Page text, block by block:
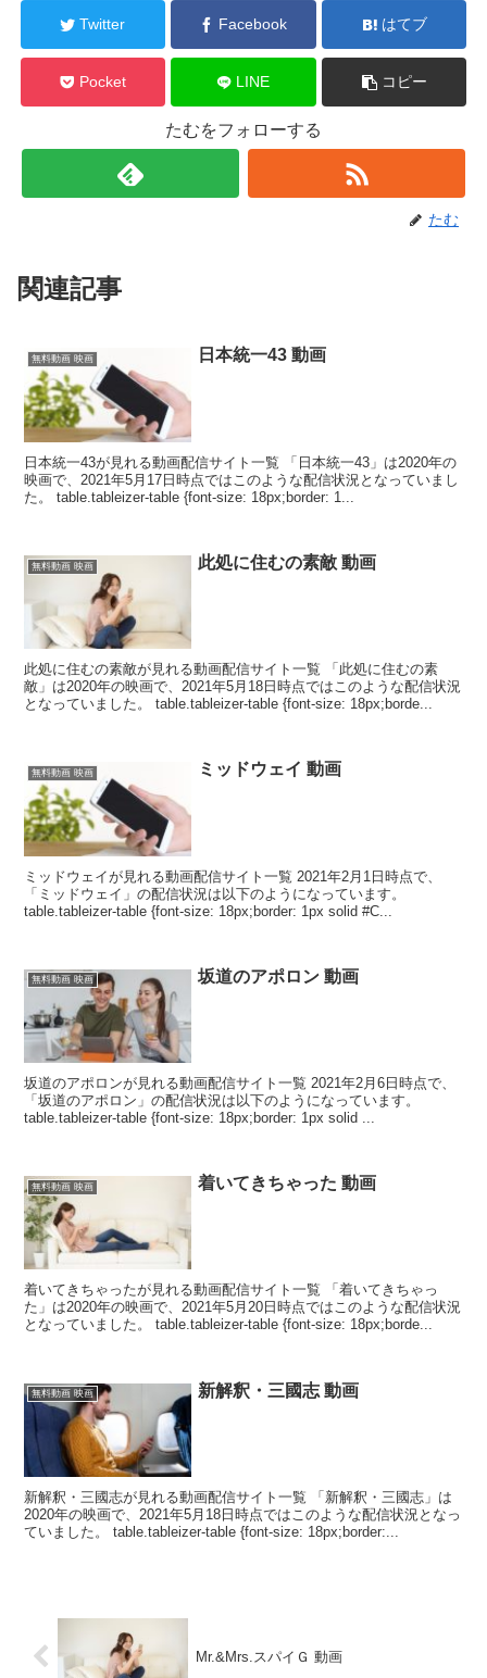
Twitter Facebook はてブ
Pocket LINE コピー
たむをフォローする
たむ
関連記事
無料動画 映画 日本統一43 動画
日本統一43が見れる動画配信サイト一覧 「日本統一43」は2020年の
映画で、2021年5月17日時点ではこのような配信状況となっていまし
た。 table.tableizer-table {font-size: 18px;border: 1...
無料動画 映画 此処に住むの素敵 動画
此処に住むの素敵が見れる動画配信サイト一覧 「此処に住むの素
敵」は2020年の映画で、2021年5月18日時点ではこのような配信状況
となっていました。 table.tableizer-table {font-size: 18px;borde...
無料動画 映画 ミッドウェイ 動画
ミッドウェイが見れる動画配信サイト一覧 2021年2月1日時点で、
「ミッドウェイ」の配信状況は以下のようになっています。
table.tableizer-table {font-size: 18px;border: 1px solid #C...
無料動画 映画 坂道のアポロン 動画
坂道のアポロンが見れる動画配信サイト一覧 2021年2月6日時点で、
「坂道のアポロン」の配信状況は以下のようになっています。
table.tableizer-table {font-size: 18px;border: 1px solid ...
無料動画 映画 着いてきちゃった 動画
着いてきちゃったが見れる動画配信サイト一覧 「着いてきちゃっ
た」は2020年の映画で、2021年5月20日時点ではこのような配信状況
となっていました。 table.tableizer-table {font-size: 18px;borde...
無料動画 映画 新解釈・三國志 動画
新解釈・三國志が見れる動画配信サイト一覧 「新解釈・三國志」は
2020年の映画で、2021年5月18日時点ではこのような配信状況となっ
ていました。 table.tableizer-table {font-size: 18px;border:...
Mr.&Mrs.スパイＧ 動画